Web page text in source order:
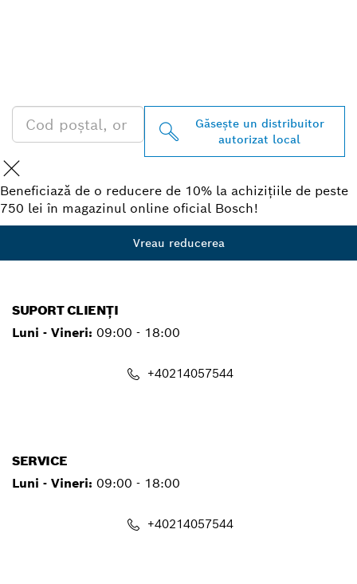
Găseşte un distribuitor
autorizat local
Beneficiază de o reducere de 10% la achizițiile de peste
750 lei în magazinul online oficial Bosch!
Vreau reducerea
SUPORT CLIENȚI
Luni - Vineri: 09:00 - 18:00
+40214057544
SERVICE
Luni - Vineri: 09:00 - 18:00
+40214057544